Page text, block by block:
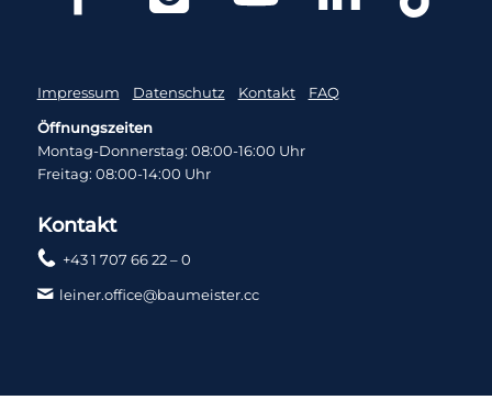
Impressum Datenschutz Kontakt FAQ
Öffnungszeiten
Montag-Donnerstag: 08:00-16:00 Uhr
Freitag: 08:00-14:00 Uhr
Kontakt
+43 1 707 66 22 – 0
leiner.office@baumeister.cc